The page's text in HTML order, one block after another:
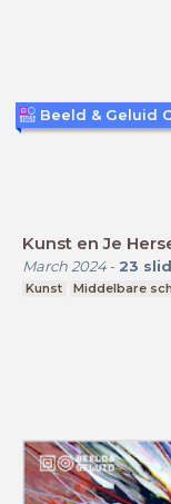
Kunst en Je
March 2024- 23
Kunst Middelbare
Beeld & Geluid